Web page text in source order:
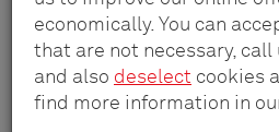
economically. You can
that are not necessary, call
and also deselect cookies
find more information in
qué terminar donde
Con las soluciones de
de EVOline
, el
aspecto perfecto se